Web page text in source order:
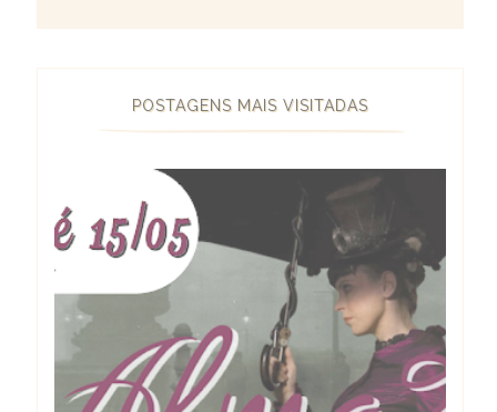
POSTAGENS MAIS VISITADAS